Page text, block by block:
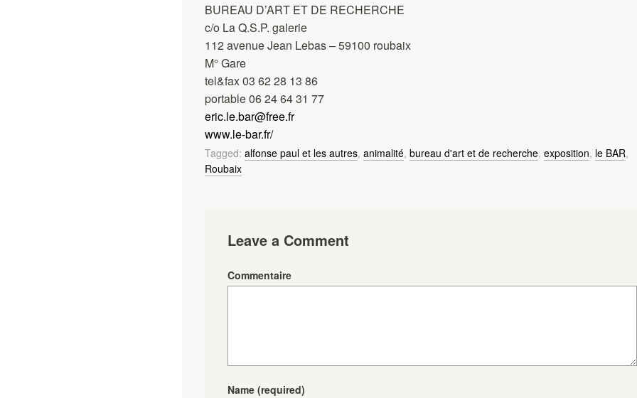
BUREAU D’ART ET DE RECHERCHE
c/o La Q.S.P. galerie
112 avenue Jean Lebas – 59100 roubaix
M° Gare
tel&fax 03 62 28 13 86
portable 06 24 64 31 77
eric.le.bar@free.fr
www.le-bar.fr/
Tagged: alfonse paul et les autres, animalité, bureau d'art et de recherche, exposition, le BAR,
Roubaix
Leave a Comment
Commentaire
Name (required)